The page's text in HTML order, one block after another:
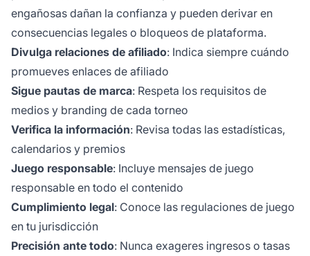
engañosas dañan la confianza y pueden derivar en
consecuencias legales o bloqueos de plataforma.
Divulga relaciones de afiliado: Indica siempre cuándo
promueves enlaces de afiliado
Sigue pautas de marca: Respeta los requisitos de
medios y branding de cada torneo
Verifica la información: Revisa todas las estadísticas,
calendarios y premios
Juego responsable: Incluye mensajes de juego
responsable en todo el contenido
Cumplimiento legal: Conoce las regulaciones de juego
en tu jurisdicción
Precisión ante todo: Nunca exageres ingresos o tasas